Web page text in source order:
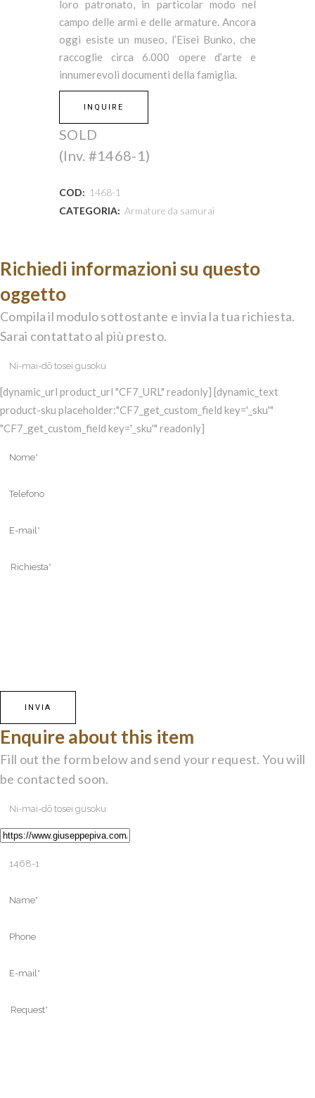
loro patronato, in particolar modo nel
campo delle armi e delle armature. Ancora
oggi esiste un museo, l’Eisei Bunko, che
raccoglie circa 6.000 opere d’arte e
innumerevoli documenti della famiglia.
INQUIRE
SOLD
(Inv. #1468-1)
COD: 1468-1
CATEGORIA: Armature da samurai
Richiedi informazioni su questo
oggetto
Compila il modulo sottostante e invia la tua richiesta.
Sarai contattato al più presto.
[dynamic_url product_url "CF7_URL" readonly] [dynamic_text
product-sku placeholder:"CF7_get_custom_field key='_sku'"
"CF7_get_custom_field key='_sku'" readonly]
Enquire about this item
Fill out the form below and send your request. You will
be contacted soon.